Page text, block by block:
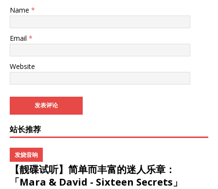
Name *
Email *
Website
站长推荐
【靓碟试听】简单而丰富的迷人乐章：
「Mara & David - Sixteen Secrets」
发烧音响